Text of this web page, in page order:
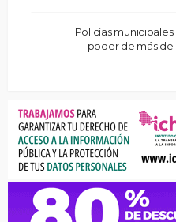
Policías
poder de más